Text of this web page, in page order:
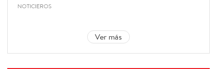
NOTICIEROS
Ver más